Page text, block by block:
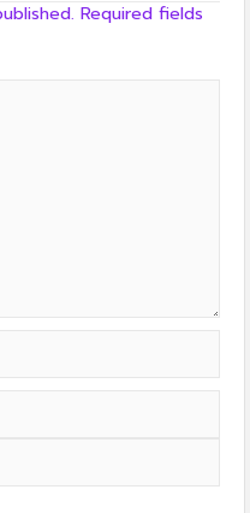
Required fields